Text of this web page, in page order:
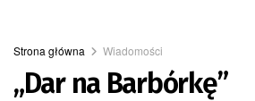
Strona główna Wiadomości
„Dar na Barbórkę”